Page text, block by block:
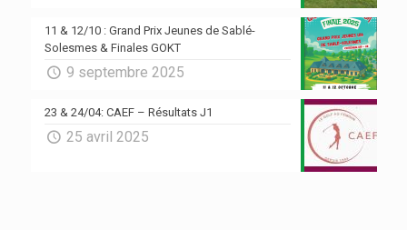
11 & 12/10 : Grand Prix Jeunes de Sablé-
Solesmes & Finales GOKT
9 septembre 2025
23 & 24/04: CAEF – Résultats J1
25 avril 2025